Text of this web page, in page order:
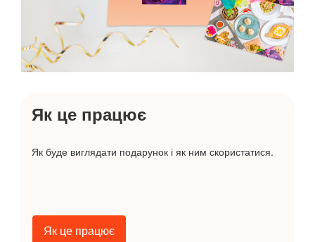
Як це працює
Як буде виглядати подарунок і як ним скористатися.
Як це працює